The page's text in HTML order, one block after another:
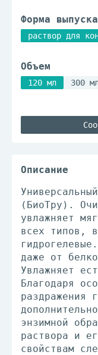
Форма выпуска
раствор для
Объем
120 мл 300
Описание
(БиоТру).
увлажняет
всех типов,
даже от
Увлажняет
Благодаря
раздражения
энзимной
раствора и
свойствам